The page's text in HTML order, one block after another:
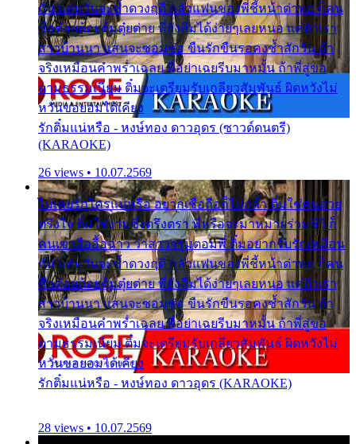
กัน แต่หวั่นจะช้ำดวงฤดี กลัวแฟนของพี่ชี้หน้าด่าทอ ก็คน
ชื่อต๋อยต้อยตุ้มตุ๋ยต่าย พี่ยังลืมได้ง่ายๆเลยหนอ แค่ตัวเรา
สาวบ้านนา แสนจะซอมซ่อ ขืนรักขืนรอคงช้ำสักวัน ถ้า
จริงเหมือนคำพร่ำเฉลย พี่อย่าเฉยรีบมาหมั้น ถ้าพี่สู่ขอ
ตามธรรมเนียม ติ๋มจะเตรียมรับเกลียวสัมพันธ์ ผิดหวังไม่
หวั่นขอยอมได้เคียง
รักติ๋มแน่หรือ - หงษ์ทอง ดาวอุดร (ซาวด์ดนตรี)
(KARAOKE)
26 views • 10.07.2569
ไม่เคยรักใครแน่หรือ อยากเชื่อถือก็ไม่กล้า ติ๋มใช่คนสวย
ตรึงใจ ติ๋มใช่งามซึ้งตรึงตรา พี่หรือจะมาหมายร่วมชีวี ก็
คนเขาลืออื้อฉาว ว่าสาวๆรุมตอมพี่ ติ๋มอยากรับรักเหมือน
กัน แต่หวั่นจะช้ำดวงฤดี กลัวแฟนของพี่ชี้หน้าด่าทอ ก็คน
ชื่อต๋อยต้อยตุ้มตุ๋ยต่าย พี่ยังลืมได้ง่ายๆเลยหนอ แค่ตัวเรา
สาวบ้านนา แสนจะซอมซ่อ ขืนรักขืนรอคงช้ำสักวัน ถ้า
จริงเหมือนคำพร่ำเฉลย พี่อย่าเฉยรีบมาหมั้น ถ้าพี่สู่ขอ
ตามธรรมเนียม ติ๋มจะเตรียมรับเกลียวสัมพันธ์ ผิดหวังไม่
หวั่นขอยอมได้เคียง
รักติ๋มแน่หรือ - หงษ์ทอง ดาวอุดร (KARAOKE)
28 views • 10.07.2569